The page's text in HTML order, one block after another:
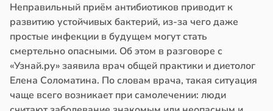
Неправильный приём антибиотиков приводит к
развитию устойчивых бактерий, из-за чего даже
простые инфекции в будущем могут стать
смертельно опасными. Об этом в разговоре с
«Узнай.ру» заявила врач общей практики и диетолог
Елена Соломатина. По словам врача, такая ситуация
чаще всего возникает при самолечении: люди